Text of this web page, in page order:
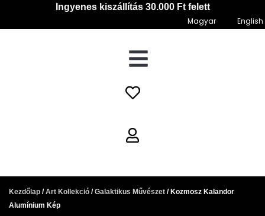
Ingyenes kiszállítás 30.000 Ft felett
Magyar
English
Kezdőlap /Art Kollekció /Galaktikus Művészet / Kozmosz Kalandor
Alumínium Kép
11900 Ft-
Kalandor
Alumínium